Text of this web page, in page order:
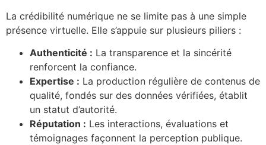
La crédibilité numérique ne se limite pas à une simple
présence virtuelle. Elle s’appuie sur plusieurs piliers :
Authenticité : La transparence et la sincérité
renforcent la confiance.
Expertise : La production régulière de contenus de
qualité, fondés sur des données vérifiées, établit
un statut d’autorité.
Réputation : Les interactions, évaluations et
témoignages façonnent la perception publique.